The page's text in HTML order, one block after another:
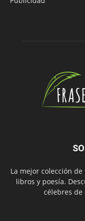
La mejor colección
libros y poesía.
célebres de